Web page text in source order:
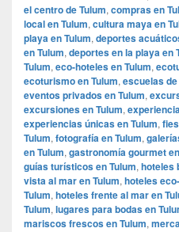
el centro de Tulum, compras en
local en Tulum, cultura maya en
playa en Tulum, deportes
en Tulum, deportes en la playa en
Tulum, eco-hoteles en Tulum,
ecoturismo en Tulum, escuelas
eventos privados en Tulum,
excursiones en Tulum,
experiencias únicas en Tulum,
Tulum, fotografía en Tulum,
en Tulum, gastronomía gourmet
guías turísticos en Tulum, hoteles
vista al mar en Tulum, hoteles
Tulum, hoteles frente al mar en
Tulum, lugares para bodas en
mariscos frescos en Tulum,